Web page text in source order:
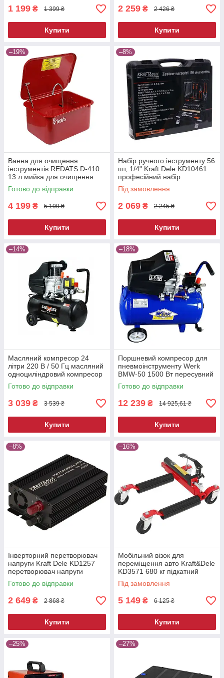
1 199 ₴ 1 399 ₴
Купити
2 259 ₴ 2 426 ₴
Купити
–19%
Ванна для очищення
інструментів REDATS D-410
13 л мийка для очищення
деталей мийна ванна для
майстерні
Готово до відправки
4 199 ₴ 5 199 ₴
Купити
–8%
Набір ручного інструменту 56
шт, 1/4" Kraft Dele KD10461
професійний набір
інструментів
Під замовлення
2 069 ₴ 2 245 ₴
Купити
–14%
Масляний компресор 24
літри 220 В / 50 Гц масляний
одноциліндровий компресор
Готово до відправки
3 039 ₴ 3 539 ₴
Купити
–18%
Поршневий компресор для
пневмоінструменту Werk
BMW-50 1500 Вт пересувний
електричний компресор для
фарбування
Готово до відправки
12 239 ₴ 14 925,61 ₴
Купити
–8%
Інверторний перетворювач
напруги Kraft Dele KD1257
перетворювач напруги
автомобільний
Готово до відправки
2 649 ₴ 2 868 ₴
Купити
–16%
Мобільний візок для
переміщення авто Kraft&Dele
KD3571 680 кг підкатний
ролик для автосервісу
Під замовлення
5 149 ₴ 6 125 ₴
Купити
–25% –27%